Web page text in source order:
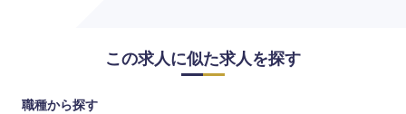
この求人に似た求人を探す
職種から探す